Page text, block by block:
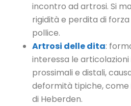
incontro ad artrosi. Si
rigidità e perdita di
pollice.
Artrosi delle dita:
interessa le
prossimali e distali,
deformità tipiche, come
di Heberden.